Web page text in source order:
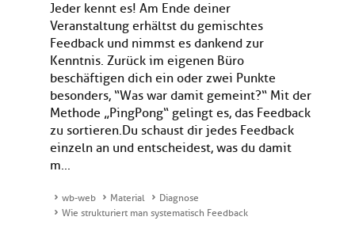
Jeder kennt es! Am Ende deiner
Veranstaltung erhältst du gemischtes
Feedback und nimmst es dankend zur
Kenntnis. Zurück im eigenen Büro
beschäftigen dich ein oder zwei Punkte
besonders, “Was war damit gemeint?“ Mit der
Methode „PingPong“ gelingt es, das Feedback
zu sortieren.Du schaust dir jedes Feedback
einzeln an und entscheidest, was du damit
m...
wb-web Material
Diagnose
Wie strukturiert man systematisch Feedback